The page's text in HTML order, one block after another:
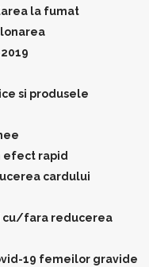
la fumat
si produsele
efect rapid
cardului
cu/fara reducerea
19 femeilor gravide